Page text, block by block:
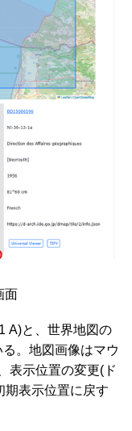
面
A)と、世界地図の
。地図画像はマウ
表示位置の変更(ド
期表示位置に戻す